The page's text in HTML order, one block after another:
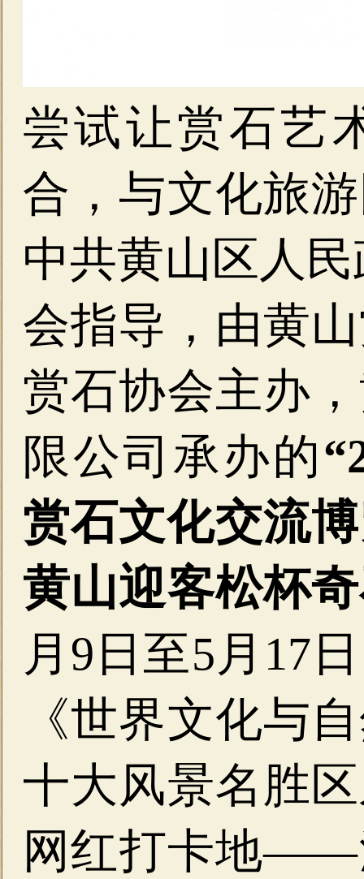
尝试让赏石艺
合，与文化旅
中共黄山区人
会指导，由黄
赏石协会主办
限公司承办的
赏石文化交流
黄山迎客松杯
月9日至5月17
《世界文化与
十大风景名胜
网红打卡地——